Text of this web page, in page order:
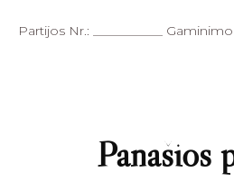
Partijos Nr.: ___________ Gaminimo
Panašios